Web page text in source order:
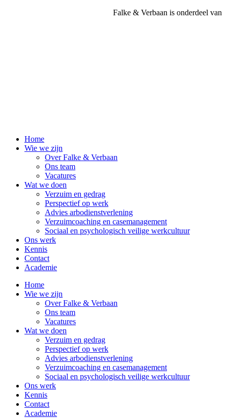
Falke & Verbaan is onderdeel van
Home
Wie we zijn
Over Falke & Verbaan
Ons team
Vacatures
Wat we doen
Verzuim en gedrag
Perspectief op werk
Advies arbodienstverlening
Verzuimcoaching en casemanagement
Sociaal en psychologisch veilige werkcultuur
Ons werk
Kennis
Contact
Academie
Home
Wie we zijn
Over Falke & Verbaan
Ons team
Vacatures
Wat we doen
Verzuim en gedrag
Perspectief op werk
Advies arbodienstverlening
Verzuimcoaching en casemanagement
Sociaal en psychologisch veilige werkcultuur
Ons werk
Kennis
Contact
Academie